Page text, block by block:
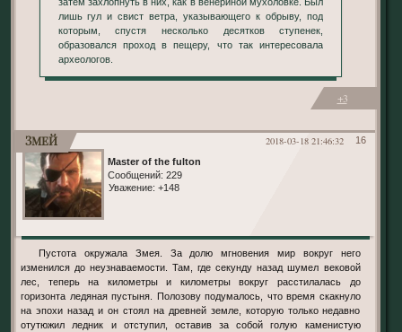
лишь гул и свист ветра, указывающего к обрыву, под
которым, спустя несколько десятков ступенек,
образовался проход в пещеру, что так интересовала
археологов.
+3
16
2018-03-18 21:46:32
Змей
Master of the fulton
Сообщений: 229
Уважение: +148
Пустота окружала Змея. За долю мгновения мир вокруг него
изменился до неузнаваемости. Там, где секунду назад шумел вековой
лес, теперь на километры и километры вокруг расстилалась до
горизонта ледяная пустыня. Полозову подумалось, что время скакнуло
на эпохи назад и он стоял на древней земле, которую только недавно
отутюжил ледник и отступил, оставив за собой голую каменистую